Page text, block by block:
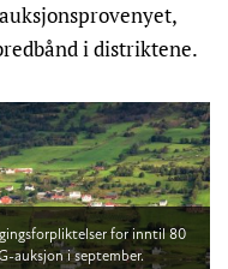
i distriktene.
for inntil 80
auksjon i september.